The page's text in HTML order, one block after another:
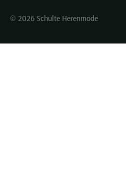
© 2026 Schulte Herenmode